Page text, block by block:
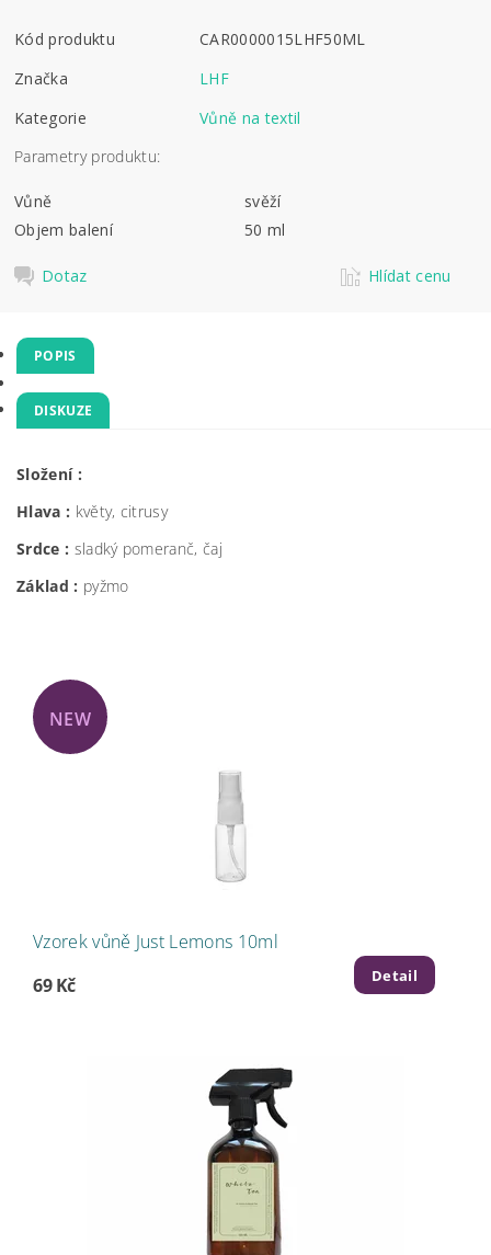
Kód produktu
CAR0000015LHF50ML
Značka
LHF
Kategorie
Vůně na textil
Parametry produktu:
Vůně
svěží
Objem balení
50 ml
Dotaz Hlídat cenu
POPIS
DISKUZE
Složení :
Hlava : květy, citrusy
Srdce : sladký pomeranč, čaj
Základ : pyžmo
NEW
Vzorek vůně Just Lemons 10ml
69 Kč
Detail